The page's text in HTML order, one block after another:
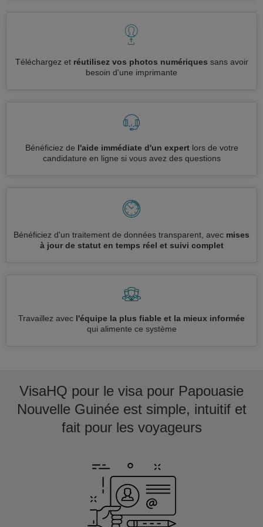
Téléchargez et réutilisez vos photos numériques sans avoir
besoin d'une imprimante
Bénéficiez de l'aide immédiate d'un expertlors de votre
candidature en ligne si vous avez des questions
Bénéficiez d'un traitement de données transparent, avec mises
à jour de statut en temps réel et suivi complet
Travaillez avec l'équipe la plus fiable et la mieux informée
qui alimente ce système
VisaHQ pour le visa pour Papouasie
Nouvelle Guinée est simple, intuitif et
fait pour les voyageurs